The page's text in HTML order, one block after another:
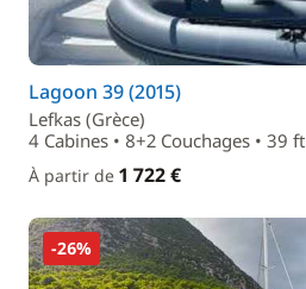
Lagoon 39 (2015)
Lefkas (Grèce)
4 Cabines • 8+2 Couchages • 39 ft
À partir de 1 722 €
-26%